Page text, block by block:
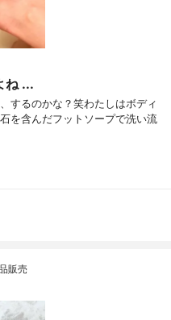
ね ...
するのかな？笑わたしはボディ
を含んだフットソープで洗い流
販売